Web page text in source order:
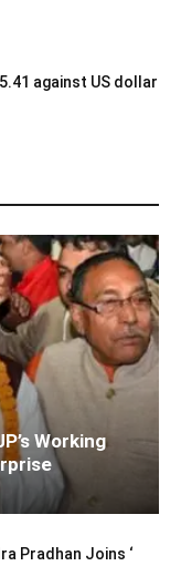
against US dollar
Working
Pradhan Joins ‘